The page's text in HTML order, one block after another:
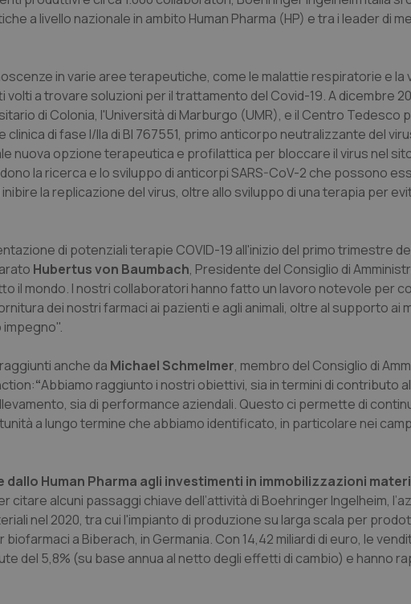
a livello nazionale in ambito Human Pharma (HP) e tra i leader di
in varie aree terapeutiche, come le malattie respiratorie e la
a trovare soluzioni per il trattamento del Covid-19. A dicembre
di Colonia, l'Università di Marburgo (UMR), e il Centro Tedesco
clinica di fase I/IIa di BI 767551, primo anticorpo neutralizzante del
nuova opzione terapeutica e profilattica per bloccare il virus nel
la ricerca e lo sviluppo di anticorpi SARS-CoV-2 che possono
la replicazione del virus, oltre allo sviluppo di una terapia per
di potenziali terapie COVID-19 all'inizio del primo trimestre
Hubertus von Baumbach, Presidente del Consiglio di
il mondo. I nostri collaboratori hanno fatto un lavoro notevole per
dei nostri farmaci ai pazienti e agli animali, oltre al supporto ai
impegno".
anche da Michael Schmelmer, membro del Consiglio di
“Abbiamo raggiunto i nostri obiettivi, sia in termini di contributo
sia di performance aziendali. Questo ci permette di
a lungo termine che abbiamo identificato, in particolare nei
dallo Human Pharma agli investimenti in immobilizzazioni
citare alcuni passaggi chiave dell’attività di Boehringer Ingelheim,
nel 2020, tra cui l'impianto di produzione su larga scala per
a Biberach, in Germania. Con 14,42 miliardi di euro, le
del 5,8% (su base annua al netto degli effetti di cambio) e hanno